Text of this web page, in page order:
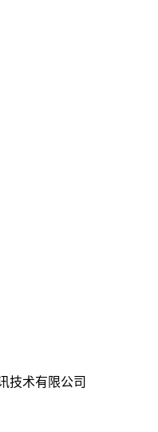
技术有限公司